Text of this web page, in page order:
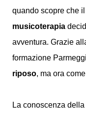
quando scopre che
musicoterapia
avventura. Grazie
formazione
riposo, ma ora come
La conoscenza